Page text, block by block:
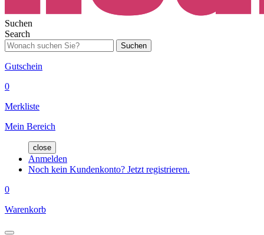
Suchen
Search
Suchen
Gutschein
0
Merkliste
Mein Bereich
close
Anmelden
Noch kein Kundenkonto? Jetzt registrieren.
0
Warenkorb